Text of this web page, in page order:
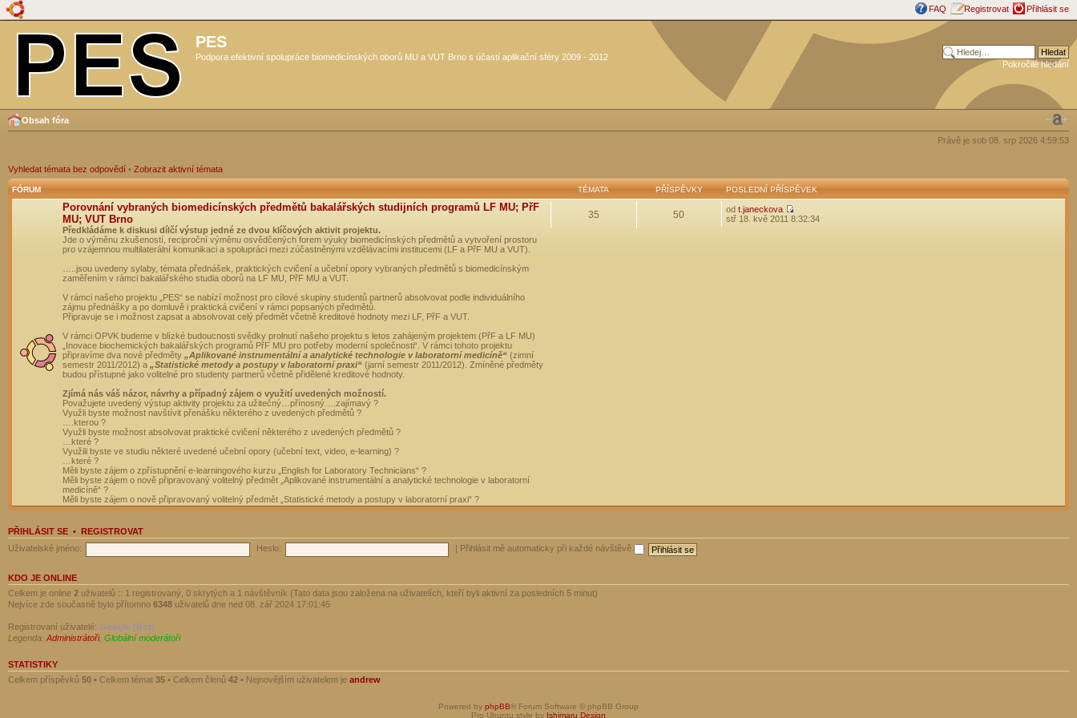
FAQ Registrovat Přihlásit se
PES
Podpora efektivní spolupráce biomedicínských oborů MU a VUT Brno s účastí aplikační sféry 2009 - 2012
Pokročilé hledání
Obsah fóra
Právě je sob 08. srp 2026 4:59:53
Vyhledat témata bez odpovědí • Zobrazit aktivní témata
FÓRUM TÉMATA PŘÍSPĚVKY POSLEDNÍ PŘÍSPĚVEK
Porovnání vybraných biomedicínských předmětů bakalářských studijních programů LF MU; PřF
MU; VUT Brno
Předkládáme k diskusi dílčí výstup jedné ze dvou klíčových aktivit projektu.
Jde o výměnu zkušeností, reciproční výměnu osvědčených forem výuky biomedicínských předmětů a vytvoření prostoru
pro vzájemnou multilaterální komunikaci a spolupráci mezi zúčastněnými vzdělávacími institucemi (LF a PřF MU a VUT).
…..jsou uvedeny sylaby, témata přednášek, praktických cvičení a učební opory vybraných předmětů s biomedicínským
zaměřením v rámci bakalářského studia oborů na LF MU, PřF MU a VUT.
V rámci našeho projektu „PES“ se nabízí možnost pro cílové skupiny studentů partnerů absolvovat podle individuálního
zájmu přednášky a po domluvě i praktická cvičení v rámci popsaných předmětů.
Připravuje se i možnost zapsat a absolvovat celý předmět včetně kreditové hodnoty mezi LF, PřF a VUT.
V rámci OPVK budeme v blízké budoucnosti svědky prolnutí našeho projektu s letos zahájeným projektem (PřF a LF MU)
„Inovace biochemických bakalářských programů PřF MU pro potřeby moderní společnosti“. V rámci tohoto projektu
připravíme dva nové předměty „Aplikované instrumentální a analytické technologie v laboratorní medicíně“ (zimní
semestr 2011/2012) a „Statistické metody a postupy v laboratorní praxi“ (jarní semestr 2011/2012). Zmíněné předměty
budou přístupné jako volitelné pro studenty partnerů včetně přidělené kreditové hodnoty.
Zjímá nás váš názor, návrhy a případný zájem o využití uvedených možností.
Považujete uvedený výstup aktivity projektu za užitečný…přínosný….zajímavý ?
Využli byste možnost navštívit přenášku některého z uvedených předmětů ?
….kterou ?
Využli byste možnost absolvovat praktické cvičení některého z uvedených předmětů ?
…které ?
Využili byste ve studiu některé uvedené učební opory (učební text, video, e-learning) ?
…které ?
Měli byste zájem o zpřístupnění e-learningového kurzu „English for Laboratory Technicians“ ?
Měli byste zájem o nově připravovaný volitelný předmět „Aplikované instrumentální a analytické technologie v laboratorní
medicíně“ ?
Měli byste zájem o nově připravovaný volitelný předmět „Statistické metody a postupy v laboratorní praxi“ ?
35 50 od t.janeckova
stř 18. kvě 2011 8:32:34
PŘIHLÁSIT SE • REGISTROVAT
Uživatelské jméno:
Heslo: Přihlásit mě automaticky při každé návštěvě
KDO JE ONLINE
Celkem je online 2 uživatelů :: 1 registrovaný, 0 skrytých a 1 návštěvník (Tato data jsou založena na uživatelích, kteří byli aktivní za posledních 5 minut)
Nejvíce zde současně bylo přítomno 6348 uživatelů dne ned 08. zář 2024 17:01:45
Registrovaní uživatelé: Google [Bot]
Legenda: Administrátoři, Globální moderátoři
STATISTIKY
Celkem příspěvků 50 • Celkem témat 35 • Celkem členů 42 • Nejnovějším uživatelem je andrew
Powered by phpBB® Forum Software © phpBB Group
Pro Ubuntu style by Ishimaru Design